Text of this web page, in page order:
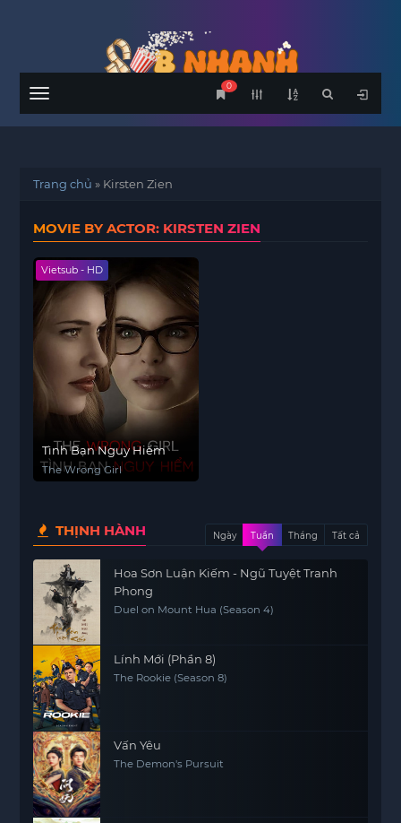
Menu
0
Trang chủ » Kirsten Zien
MOVIE BY ACTOR: KIRSTEN ZIEN
Vietsub - HD
Tình Bạn Nguy Hiểm
The Wrong Girl
THỊNH HÀNH Ngày Tuần Tháng Tất cả
Hoa Sơn Luận Kiếm - Ngũ Tuyệt Tranh
Phong
Duel on Mount Hua (Season 4)
Lính Mới (Phần 8)
The Rookie (Season 8)
Vấn Yêu
The Demon's Pursuit